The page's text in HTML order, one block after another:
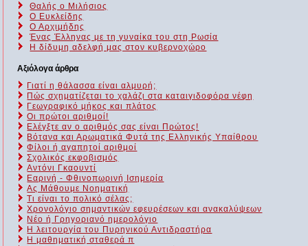
Θαλής ο Μιλήσιος
Ο Ευκλείδης
Ο Αρχιμήδης
Ένας Έλληνας με τη γυναίκα του στη Ρωσία
Η δίδυμη αδελφή μας στον κυβερνοχώρο
Αξιόλογα άρθρα
Γιατί η θάλασσα είναι αλμυρή;
Πώς σχηματίζεται το χαλάζι στα καταιγιδοφόρα νέφη
Γεωγραφικό μήκος και πλάτος
Οι πρώτοι αριθμοί!
Ελέγξτε αν ο αριθμός σας είναι Πρώτος!
Βότανα και Αρωματικά Φυτά της Ελληνικής Υπαίθρου
Φίλοι ή αγαπητοί αριθμοί
Σχολικός εκφοβισμός
Αντόνι Γκαουντί
Εαρινή - Φθινοπωρινή Ισημερία
Ας Μάθουμε Νοηματική
Τι είναι το πολικό σέλας;
Χρονολόγιο σημαντικών εφευρέσεων και ανακαλύψεων
Νέο ή Γρηγοριανό ημερολόγιο
Η λειτουργία του Πυρηνικού Αντιδραστήρα
Η μαθηματική σταθερά π